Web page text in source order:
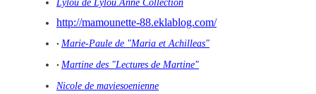
Lylou de Lylou.Anne Collection
http://mamounette-88.eklablog.com/
· Marie-Paule de "Maria et Achilleas"
· Martine des "Lectures de Martine"
Nicole de maviesoenienne